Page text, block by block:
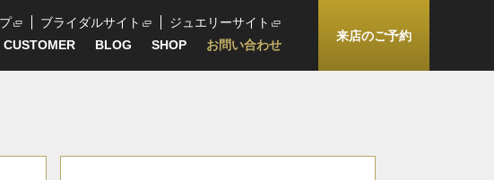
ブライダルサイト
ジュエリーサイト
CUSTOMER BLOG SHOP お問い合わせ
来店のご予約